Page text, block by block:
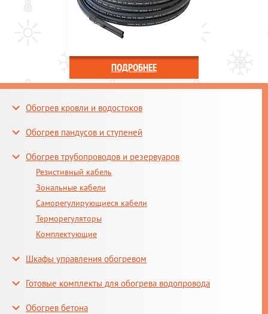
ПОДРОБНЕЕ
Обогрев кровли и водостоков
Обогрев пандусов и ступеней
Обогрев трубопроводов и резервуаров
Резистивный кабель
Зональные кабели
Саморегулирующиеся кабели
Терморегуляторы
Комплектующие
Шкафы управления обогревом
Готовые комплекты для обогрева водопровода
Обогрев бетона